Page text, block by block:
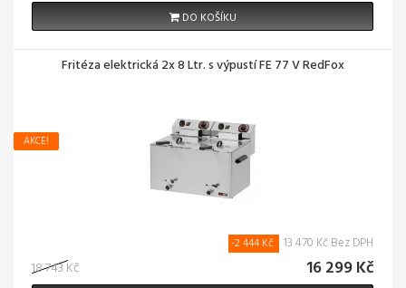
DO KOŠÍKU
Fritéza elektrická 2x 8 Ltr. s výpustí FE 77 V RedFox
AKCE!
18 743 Kč
-2 444 Kč 13 470 Kč Bez DPH
16 299 Kč